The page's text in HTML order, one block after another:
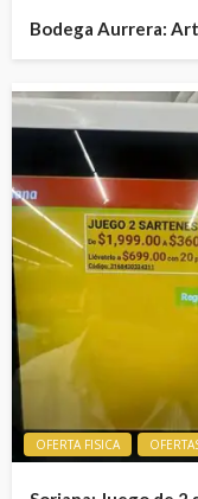
Bodega Aurrera:
OFERTA FISICA